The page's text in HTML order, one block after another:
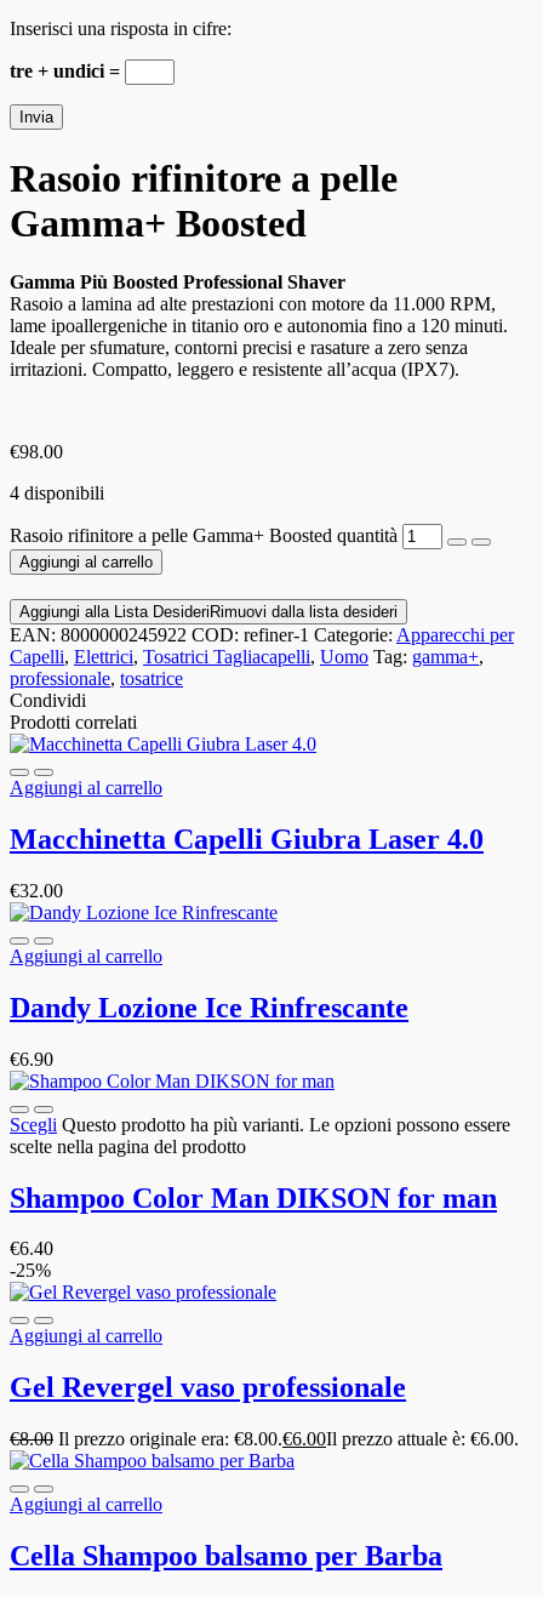
Inserisci una risposta in cifre:
tre + undici =
Rasoio rifinitore a pelle
Gamma+ Boosted
Gamma Più Boosted Professional Shaver
Rasoio a lamina ad alte prestazioni con motore da 11.000 RPM,
lame ipoallergeniche in titanio oro e autonomia fino a 120 minuti.
Ideale per sfumature, contorni precisi e rasature a zero senza
irritazioni. Compatto, leggero e resistente all’acqua (IPX7).
€98.00
4 disponibili
Rasoio rifinitore a pelle Gamma+ Boosted quantità
Aggiungi al carrello
Aggiungi alla Lista Desideri Rimuovi dalla lista desideri
EAN: 8000000245922 COD: refiner-1 Categorie: Apparecchi per
Capelli, Elettrici, Tosatrici Tagliacapelli, Uomo Tag: gamma+,
professionale, tosatrice
Condividi
Prodotti correlati
Aggiungi al carrello
Macchinetta Capelli Giubra Laser 4.0
€32.00
Aggiungi al carrello
Dandy Lozione Ice Rinfrescante
€6.90
Scegli Questo prodotto ha più varianti. Le opzioni possono essere
scelte nella pagina del prodotto
Shampoo Color Man DIKSON for man
€6.40
-25%
Aggiungi al carrello
Gel Revergel vaso professionale
€8.00 Il prezzo originale era: €8.00.€6.00Il prezzo attuale è: €6.00.
Aggiungi al carrello
Cella Shampoo balsamo per Barba